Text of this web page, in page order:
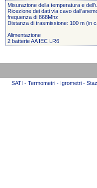
Misurazione della temperatura e
Ricezione dei dati via cavo
frequenza di 868Mhz
Distanza di trasmissione: 100 m (in
Alimentazione
2 batterie AA IEC LR6
SATI - Termometri - Igrometri -